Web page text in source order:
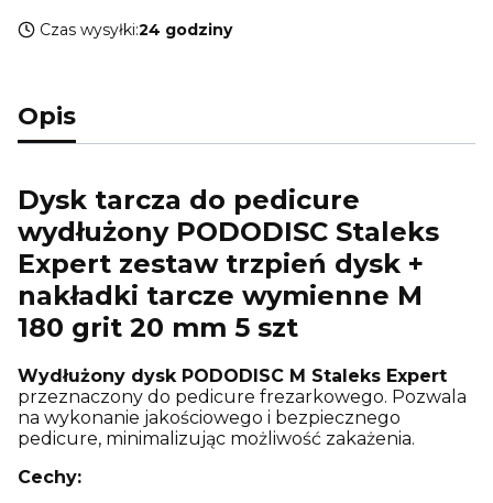
Czas wysyłki:24 godziny
Opis
Dysk tarcza do pedicure
wydłużony PODODISC Staleks
Expert zestaw trzpień dysk +
nakładki tarcze wymienne M
180 grit 20 mm 5 szt
Wydłużony dysk PODODISC M Staleks Expert
przeznaczony do pedicure frezarkowego. Pozwala
na wykonanie jakościowego i bezpiecznego
pedicure, minimalizując możliwość zakażenia.
Cechy: